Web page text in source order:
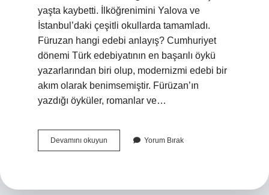
yaşta kaybetti. İlköğrenimini Yalova ve
İstanbul’daki çeşitli okullarda tamamladı.
Füruzan hangi edebi anlayış? Cumhuriyet
dönemi Türk edebiyatının en başarılı öykü
yazarlarından biri olup, modernizmi edebi bir
akım olarak benimsemiştir. Fürüzan’ın
yazdığı öyküler, romanlar ve…
Devamını okuyun Füruzan
Hangi
Yorum Bırak